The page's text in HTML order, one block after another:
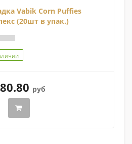
Vabik Corn Puffies
(20шт в упак.)
руб